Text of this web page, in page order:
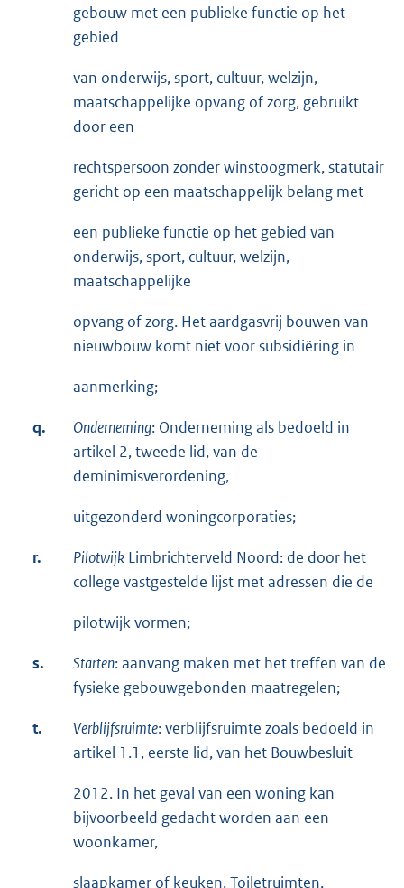
gebouw met een publieke functie op het
gebied
van onderwijs, sport, cultuur, welzijn,
maatschappelijke opvang of zorg, gebruikt
door een
rechtspersoon zonder winstoogmerk, statutair
gericht op een maatschappelijk belang met
een publieke functie op het gebied van
onderwijs, sport, cultuur, welzijn,
maatschappelijke
opvang of zorg. Het aardgasvrij bouwen van
nieuwbouw komt niet voor subsidiëring in
aanmerking;
q. Onderneming: Onderneming als bedoeld in
artikel 2, tweede lid, van de
deminimisverordening,
uitgezonderd woningcorporaties;
r. Pilotwijk Limbrichterveld Noord: de door het
college vastgestelde lijst met adressen die de
pilotwijk vormen;
s. Starten: aanvang maken met het treffen van de
fysieke gebouwgebonden maatregelen;
t. Verblijfsruimte: verblijfsruimte zoals bedoeld in
artikel 1.1, eerste lid, van het Bouwbesluit
2012. In het geval van een woning kan
bijvoorbeeld gedacht worden aan een
woonkamer,
slaapkamer of keuken. Toiletruimten,